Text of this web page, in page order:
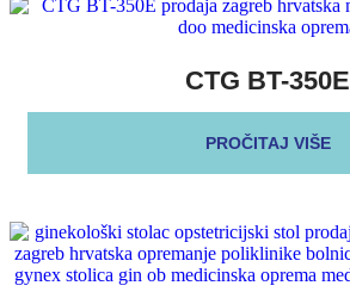
CTG BT-350E
PROČITAJ VIŠE